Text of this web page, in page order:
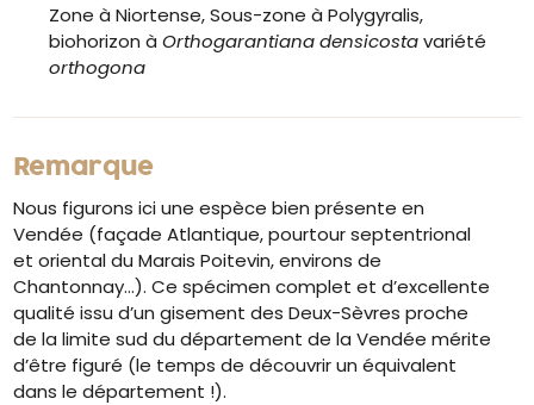
Zone à Niortense, Sous-zone à Polygyralis,
biohorizon àOrthogarantiana densicostavariété
orthogona
Remarque
Nous figurons ici une espèce bien présente en
Vendée (façade Atlantique, pourtour septentrional
et oriental du Marais Poitevin, environs de
Chantonnay…). Ce spécimen complet et d’excellente
qualité issu d’un gisement des Deux-Sèvres proche
de la limite sud du département de la Vendée mérite
d’être figuré (le temps de découvrir un équivalent
dans le département !).